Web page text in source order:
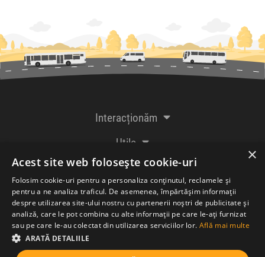
Interacționăm
Utile
De la creatorii
Acceptăm plăți cu
×
Acest site web folosește cookie-uri
Folosim cookie-uri pentru a personaliza conținutul, reclamele și
pentru a ne analiza traficul. De asemenea, împărtășim informații
despre utilizarea site-ului nostru cu partenerii noștri de publicitate și
analiză, care le pot combina cu alte informații pe care le-ați furnizat
sau pe care le-au colectat din utilizarea serviciilor lor. Află mai multe
ARATĂ DETALIILE